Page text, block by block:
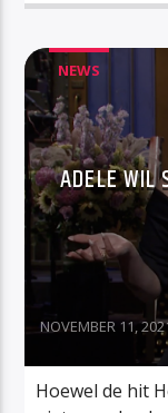
NEWS
ADELE WIL
NOVEMBER 11,
Hoewel de hit